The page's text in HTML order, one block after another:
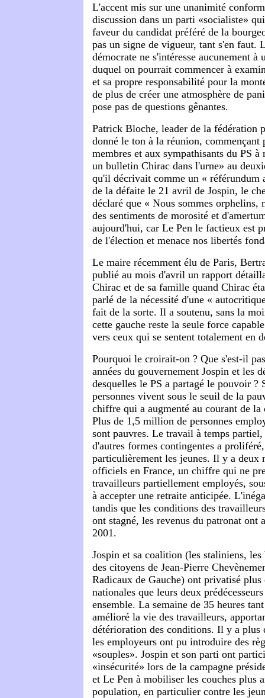
L'accent mis sur une unanimité
discussion dans un parti «socialiste»
faveur du candidat préféré de la
pas un signe de vigueur, tant s'en faut.
démocrate ne s'intéresse aucunement à
duquel on pourrait commencer à
et sa propre responsabilité pour la
de plus de créer une atmosphère de
pose pas de questions gênantes.
Patrick Bloche, leader de la fédération
donné le ton à la réunion, commençant
membres et aux sympathisants du PS à
un bulletin Chirac dans l'urne» au
qu'il décrivait comme un « référundum
de la défaite le 21 avril de Jospin, le
déclaré que « Nous sommes orphelins,
des sentiments de morosité et
aujourd'hui, car Le Pen le factieux est
de l'élection et menace nos libertés
Le maire récemment élu de Paris,
publié au mois d'avril un rapport
Chirac et de sa famille quand Chirac
parlé de la nécessité d'une «
fait de la sorte. Il a soutenu, sans la
cette gauche reste la seule force
vers ceux qui se sentent totalement en
Pourquoi le croirait-on ? Que s'est-il
années du gouvernement Jospin et les
desquelles le PS a partagé le pouvoir
personnes vivent sous le seuil de la
chiffre qui a augmenté au courant de la
Plus de 1,5 million de personnes
sont pauvres. Le travail à temps
d'autres formes contingentes a
particulièrement les jeunes. Il y a deux
officiels en France, un chiffre qui ne
travailleurs partiellement employés,
à accepter une retraite anticipée.
tandis que les conditions des
ont stagné, les revenus du patronat ont
2001.
Jospin et sa coalition (les staliniens,
des citoyens de Jean-Pierre
Radicaux de Gauche) ont privatisé plus
nationales que leurs deux
ensemble. La semaine de 35 heures
amélioré la vie des travailleurs,
détérioration des conditions. Il y a plus
les employeurs ont pu introduire des
«souples». Jospin et son parti ont
«insécurité» lors de la campagne
et Le Pen à mobiliser les couches plus
population, en particulier contre les